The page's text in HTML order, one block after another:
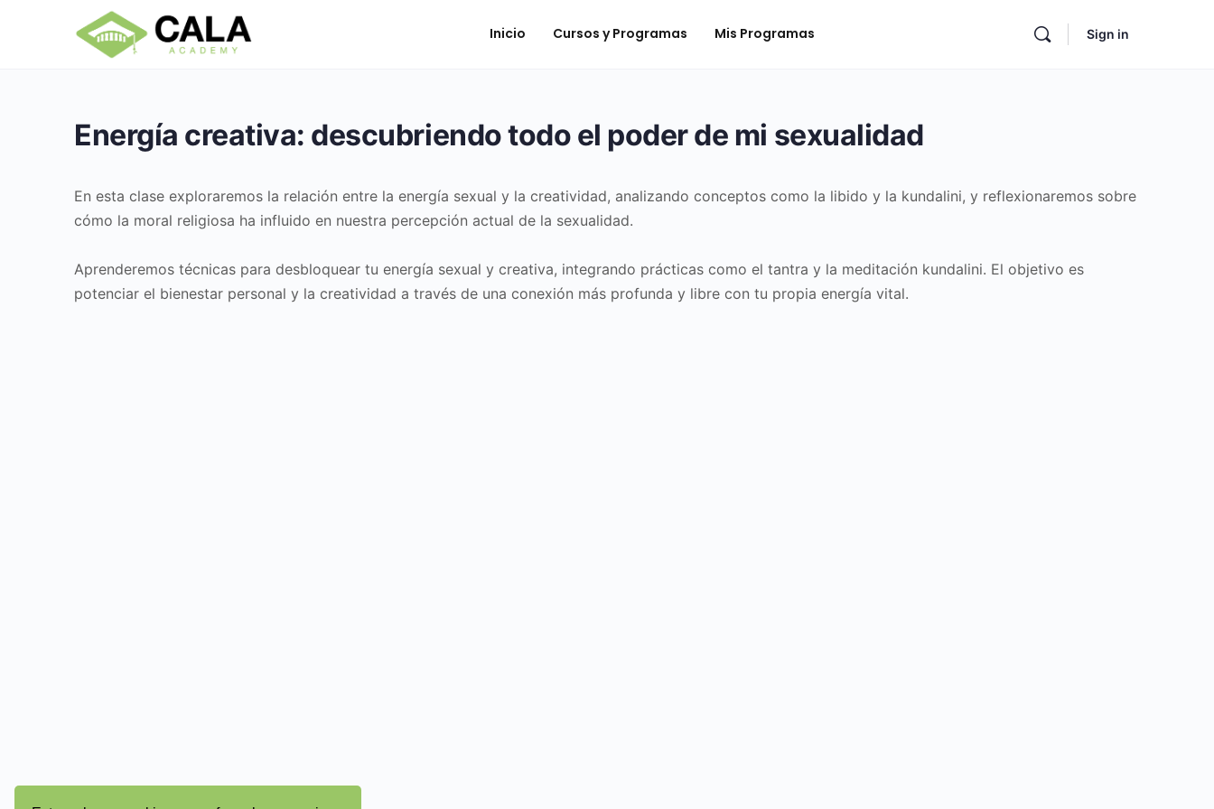
Inicio Cursos y Programas Mis Programas Sign in
Energía creativa: descubriendo todo el poder de mi sexualidad
En esta clase exploraremos la relación entre la energía sexual y la creatividad, analizando conceptos como la libido y la kundalini, y reflexionaremos sobre
cómo la moral religiosa ha influido en nuestra percepción actual de la sexualidad.
Aprenderemos técnicas para desbloquear tu energía sexual y creativa, integrando prácticas como el tantra y la meditación kundalini. El objetivo es
potenciar el bienestar personal y la creatividad a través de una conexión más profunda y libre con tu propia energía vital.